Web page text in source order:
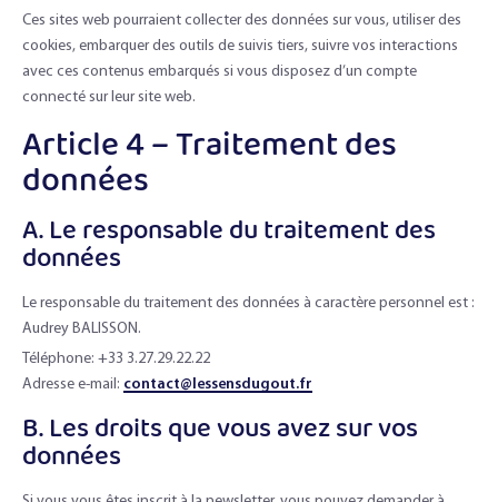
Ces sites web pourraient collecter des données sur vous, utiliser des
cookies, embarquer des outils de suivis tiers, suivre vos interactions
avec ces contenus embarqués si vous disposez d’un compte
connecté sur leur site web.
Article 4 – Traitement des
données
A. Le responsable du traitement des
données
Le responsable du traitement des données à caractère personnel est :
Audrey BALISSON.
Téléphone: +33 3.27.29.22.22
Adresse e-mail: contact@lessensdugout.fr
B. Les droits que vous avez sur vos
données